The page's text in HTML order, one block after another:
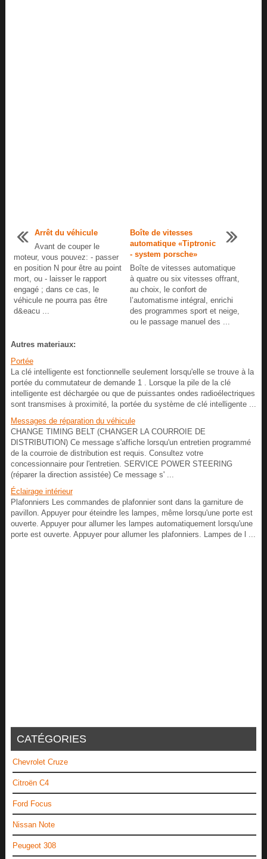
Arrêt du véhicule
Avant de couper le
moteur, vous pouvez: - passer
en position N pour être au point
mort, ou - laisser le rapport
engagé ; dans ce cas, le
véhicule ne pourra pas être
d&eacu ...
Boîte de vitesses
automatique «Tiptronic
- system porsche»
Boîte de vitesses automatique
à quatre ou six vitesses offrant,
au choix, le confort de
l’automatisme intégral, enrichi
des programmes sport et neige,
ou le passage manuel des ...
Autres materiaux:
Portée
La clé intelligente est fonctionnelle seulement lorsqu'elle se trouve à la
portée du commutateur de demande 1 . Lorsque la pile de la clé
intelligente est déchargée ou que de puissantes ondes radioélectriques
sont transmises à proximité, la portée du système de clé intelligente ...
Messages de réparation du véhicule
CHANGE TIMING BELT (CHANGER LA COURROIE DE
DISTRIBUTION) Ce message s'affiche lorsqu'un entretien programmé
de la courroie de distribution est requis. Consultez votre
concessionnaire pour l'entretien. SERVICE POWER STEERING
(réparer la direction assistée) Ce message s' ...
Éclairage intérieur
Plafonniers Les commandes de plafonnier sont dans la garniture de
pavillon. Appuyer pour éteindre les lampes, même lorsqu'une porte est
ouverte. Appuyer pour allumer les lampes automatiquement lorsqu'une
porte est ouverte. Appuyer pour allumer les plafonniers. Lampes de l ...
CATÉGORIES
Chevrolet Cruze
Citroën C4
Ford Focus
Nissan Note
Peugeot 308